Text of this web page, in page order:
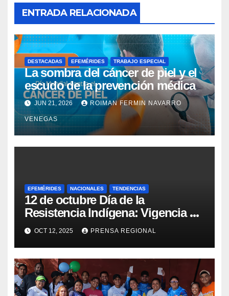
ENTRADA RELACIONADA
DESTACADAS EFEMÉRIDES TRABAJO ESPECIAL
La sombra del cáncer de piel y el
escudo de la prevención médica
JUN 21, 2026 ROIMAN FERMIN NAVARRO
VENEGAS
EFEMÉRIDES NACIONALES TENDENCIAS
12 de octubre Día de la
Resistencia Indígena: Vigencia de
la lucha y la salud pluricultural
OCT 12, 2025 PRENSA REGIONAL